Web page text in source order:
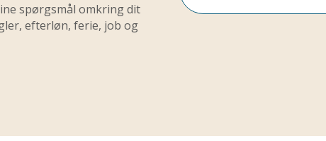
spørgsmål omkring dit
efterløn, ferie, job og